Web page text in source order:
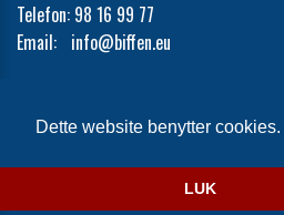
Dette website benytter cookies.
LUK
Telefon: 98 16 99 77
Email: info@biffen.eu